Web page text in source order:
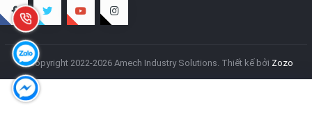
© Copyright 2022-2026 Amech Industry Solutions. Thiết kế bởi Zozo